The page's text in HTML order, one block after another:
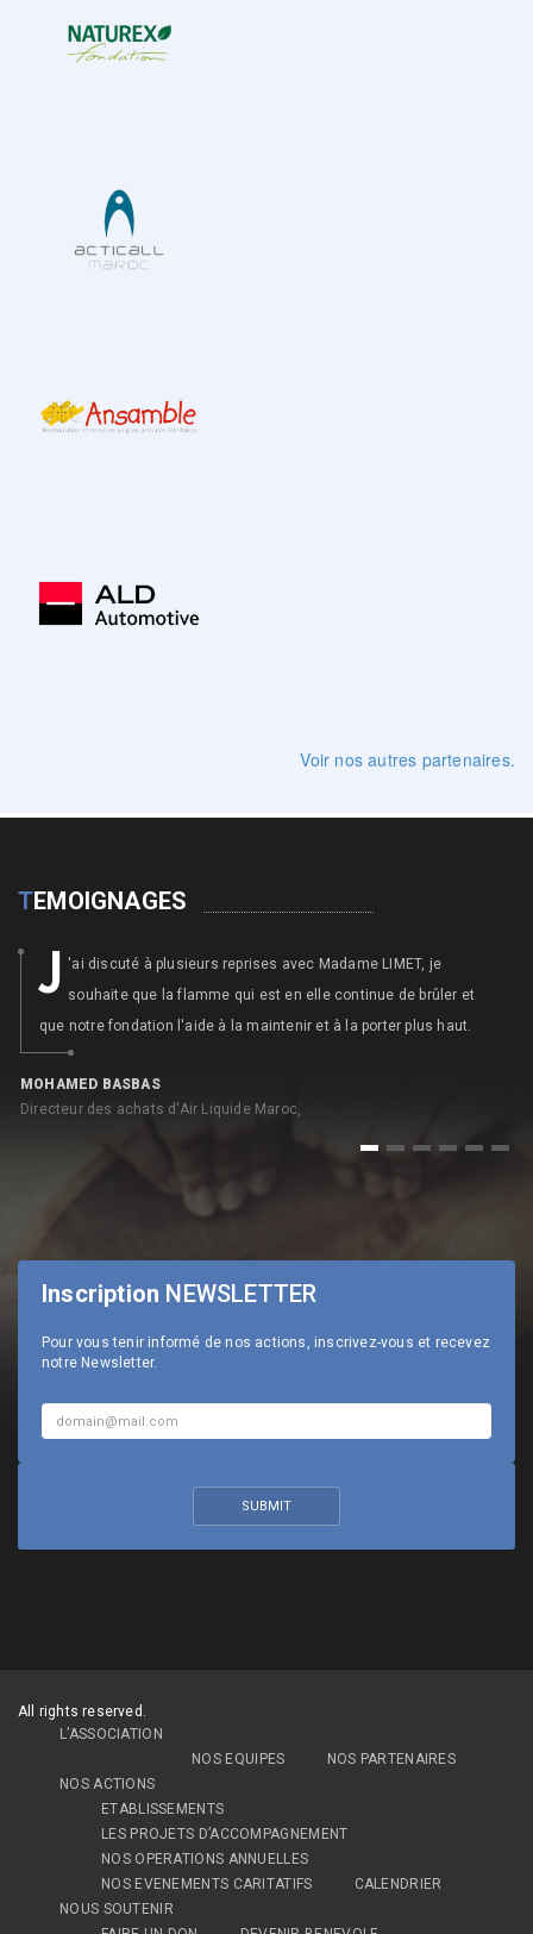
Voir nos autres partenaires.
TEMOIGNAGES
E n faisant la rencontre de Najate LIMET, j'ai été tout simplement
admiratif de ce que faisait EMA pour la défense du droit à
l'école pour tous.
NICOLAS BELLESTESTE
Ancien Directeur Général d'ALD Automotive Maroc,
1 2 3 4 5 6
Inscription NEWSLETTER
Pour vous tenir informé de nos actions, inscrivez-vous et recevez
notre Newsletter.
All rights reserved.
L’ASSOCIATION
NOS EQUIPES
NOS PARTENAIRES
NOS ACTIONS
ETABLISSEMENTS
LES PROJETS D’ACCOMPAGNEMENT
NOS OPERATIONS ANNUELLES
NOS EVENEMENTS CARITATIFS
CALENDRIER
NOUS SOUTENIR